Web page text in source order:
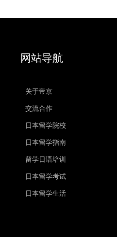
网站导航
关于帝京
交流合作
日本留学院校
日本留学指南
留学日语培训
日本留学考试
日本留学生活